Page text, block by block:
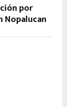
por
Nopalucan